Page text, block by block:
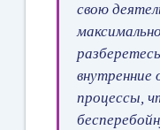
свою
внутренние
процессы,